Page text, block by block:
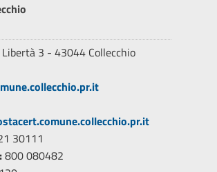
3 - 43044 Collecchio
30111
800 080482